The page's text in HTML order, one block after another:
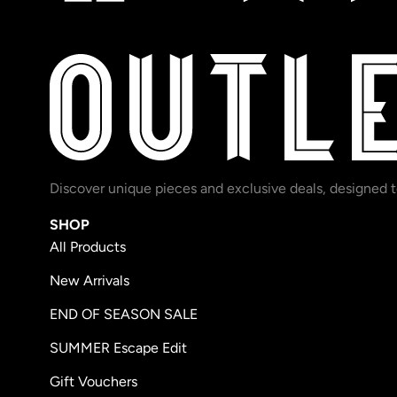
Discover unique pieces and exclusive deals, designed
SHOP
All Products
New Arrivals
END OF SEASON SALE
SUMMER Escape Edit
Gift Vouchers